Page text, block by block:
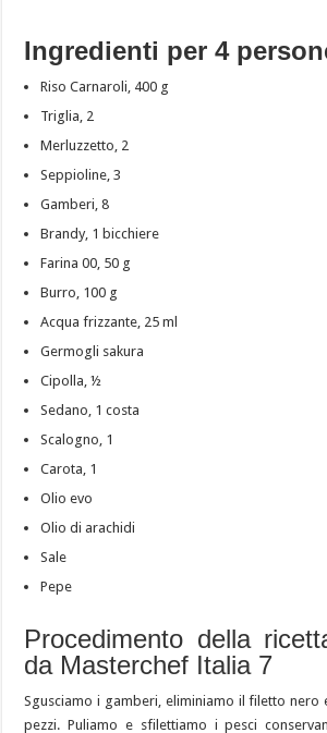
Ingredienti per 4
Riso Carnaroli, 400 g
Triglia, 2
Merluzzetto, 2
Seppioline, 3
Gamberi, 8
Brandy, 1 bicchiere
Farina 00, 50 g
Burro, 100 g
Acqua frizzante, 25 ml
Germogli sakura
Cipolla, ½
Sedano, 1 costa
Scalogno, 1
Carota, 1
Olio evo
Olio di arachidi
Sale
Pepe
Procedimento della
da Masterchef Italia 7
Sgusciamo i gamberi, eliminiamo il filetto nero
pezzi. Puliamo e sfilettiamo i pesci